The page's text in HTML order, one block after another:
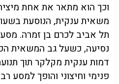
וכך הוא מתאר את אחת
משאית ענקית, הנוסעת
תל אביב לכרם בן זמרה.
נסיעה, כשעל גב המשאית
דמות ענקית מקלקר תוך
פנימי וחיצוני והופך למסע רב